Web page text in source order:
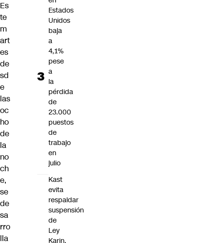
Es
te
m
art
es
de
sd
e
las
oc
ho
de
la
no
ch
e,
se
de
sa
rro
lla
Estados
Unidos
baja
a
4,1%
pese
a
la
pérdida
de
23.000
puestos
de
trabajo
en
julio
Kast
evita
respaldar
suspensión
de
Ley
Karin,